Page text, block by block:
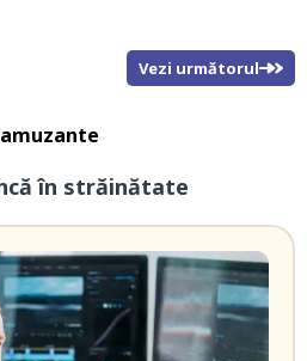
Vezi următorul
în străinătate